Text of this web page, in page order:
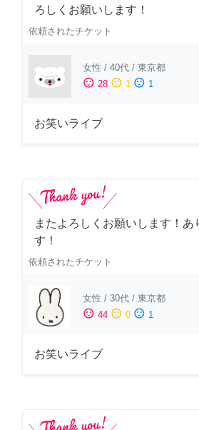
ろしくお願いします！
依頼されたチケット
女性 / 40代 / 東京都
sentiment_satisfied 28 sentiment_neutral 1 sentiment_dissatisfied 1
お笑いライブ
またよろしくお願いします！あ
す！
依頼されたチケット
女性 / 30代 / 東京都
sentiment_satisfied 44 sentiment_neutral 0 sentiment_dissatisfied 1
お笑いライブ